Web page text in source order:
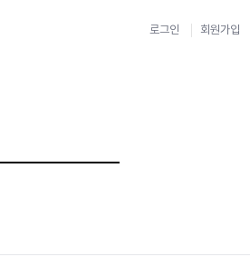
로그인 회원가입